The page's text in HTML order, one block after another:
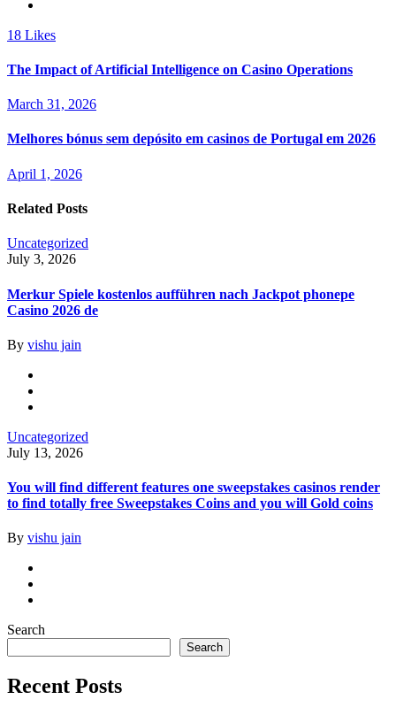
18 Likes
The Impact of Artificial Intelligence on Casino Operations
March 31, 2026
Melhores bónus sem depósito em casinos de Portugal em 2026
April 1, 2026
Related Posts
Uncategorized
July 3, 2026
Merkur Spiele kostenlos aufführen nach Jackpot phonepe
Casino 2026 de
By vishu jain
Uncategorized
July 13, 2026
You will find different features one sweepstakes casinos render
to find totally free Sweepstakes Coins and you will Gold coins
By vishu jain
Search
Search
Recent Posts